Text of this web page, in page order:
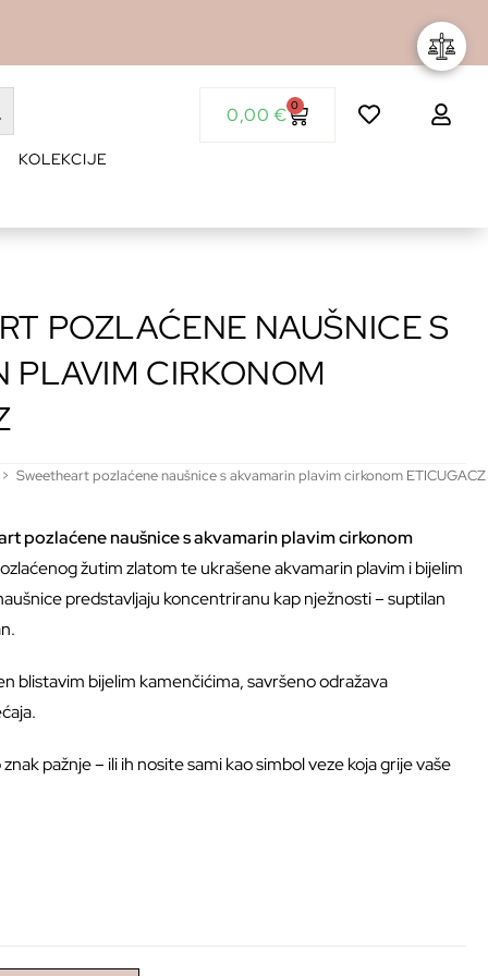
KOLEKCIJE
0,00 € 0
POZLAĆENE NAUŠNICE S
PLAVIM CIRKONOM
> Sweetheart pozlaćene naušnice s akvamarin plavim cirkonom ETICUGACZ
pozlaćene naušnice s akvamarin plavim cirkonom
žutim zlatom te ukrašene akvamarin plavim i bijelim
predstavljaju koncentriranu kap nježnosti – suptilan
blistavim bijelim kamenčićima, savršeno odražava
pažnje – ili ih nosite sami kao simbol veze koja grije vaše